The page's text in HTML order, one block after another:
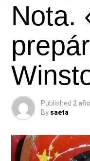
Nota.
Published 2
By saeta